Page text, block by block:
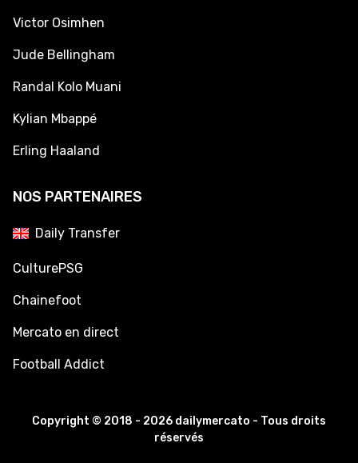
Victor Osimhen
Jude Bellingham
Randal Kolo Muani
Kylian Mbappé
Erling Haaland
NOS PARTENAIRES
Daily Transfer
CulturePSG
Chainefoot
Mercato en direct
Football Addict
Copyright © 2018 - 2026 dailymercato - Tous droits
réservés